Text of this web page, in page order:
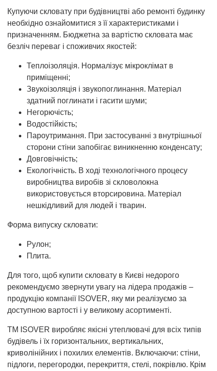
Купуючи скловату при будівництві або ремонті будинку
необхідно ознайомитися з її характеристиками і
призначенням. Бюджетна за вартістю скловата має
безліч переваг і споживчих якостей:
Теплоізоляція. Нормалізує мікроклімат в
приміщенні;
Звукоізоляція і звукопоглинання. Матеріал
здатний поглинати і гасити шуми;
Негорючість;
Водостійкість;
Пароутримання. При застосуванні з внутрішньої
сторони стіни запобігає виникненню конденсату;
Довговічність;
Екологічність. В ході технологічного процесу
виробництва виробів зі скловолокна
використовується вторсировина. Матеріал
нешкідливий для людей і тварин.
Форма випуску скловати:
Рулон;
Плита.
Для того, щоб купити скловату в Києві недорого
рекомендуємо звернути увагу на лідера продажів –
продукцію компанії ISOVER, яку ми реалізуємо за
доступною вартості і у великому асортименті.
ТМ ISOVER виробляє якісні утеплювачі для всіх типів
будівель і їх горизонтальних, вертикальних,
криволінійних і похилих елементів. Включаючи: стіни,
підлоги, перегородки, перекриття, стелі, покрівлю. Крім